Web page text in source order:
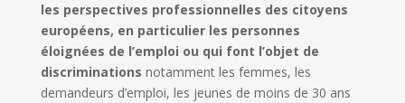
les perspectives professionnelles des citoyens
européens, en particulier les personnes
éloignées de l’emploi ou qui font l’objet de
discriminations notamment les femmes, les
demandeurs d’emploi, les jeunes de moins de 30 ans